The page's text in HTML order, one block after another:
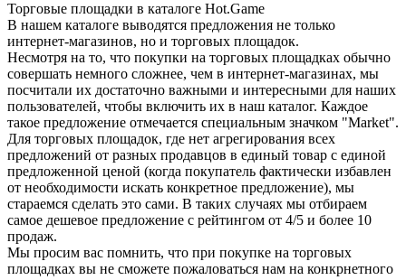
Торговые площадки в каталоге Hot.Game
В нашем каталоге выводятся предложения не только
интернет-магазинов, но и торговых площадок.
Несмотря на то, что покупки на торговых площадках обычно
совершать немного сложнее, чем в интернет-магазинах, мы
посчитали их достаточно важными и интересными для наших
пользователей, чтобы включить их в наш каталог. Каждое
такое предложение отмечается специальным значком "Market".
Для торговых площадок, где нет агрегирования всех
предложений от разных продавцов в единый товар с единой
предложенной ценой (когда покупатель фактически избавлен
от необходимости искать конкретное предложение), мы
стараемся сделать это сами. В таких случаях мы отбираем
самое дешевое предложение с рейтингом от 4/5 и более 10
продаж.
Мы просим вас помнить, что при покупке на торговых
площадках вы не сможете пожаловаться нам на конкрнетного